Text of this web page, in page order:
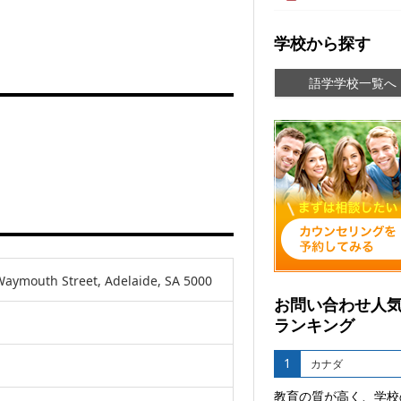
Street, Adelaide, SA 5000
学校から探す
語学学校一覧へ
お問い合わせ人
ランキング
1 カナダ
教育の質が高く、学